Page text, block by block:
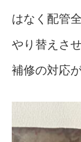
はなく配管
やり替えさ
補修の対応